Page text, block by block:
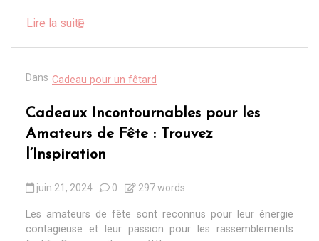
Lire la suite
Dans Cadeau pour un fêtard
Cadeaux Incontournables pour les
Amateurs de Fête : Trouvez
l’Inspiration
juin 21, 2024 0 297 words
Les amateurs de fête sont reconnus pour leur énergie
contagieuse et leur passion pour les rassemblements